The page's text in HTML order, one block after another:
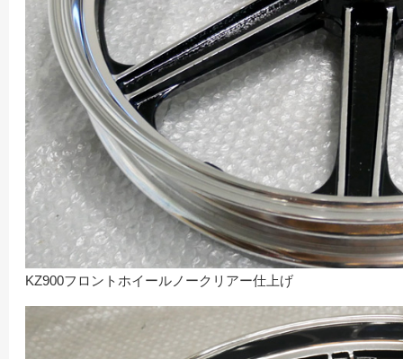
KZ900フロントホイールノークリアー仕上げ